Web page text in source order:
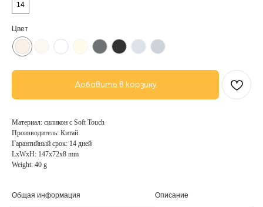
14
Цвет
Добавить в корзину
Материал: силикон с Soft Touch
Производитель: Китай
Гарантийный срок: 14 дней
LxWxH: 147x72x8 mm
Weight: 40 g
Общая информация Описание